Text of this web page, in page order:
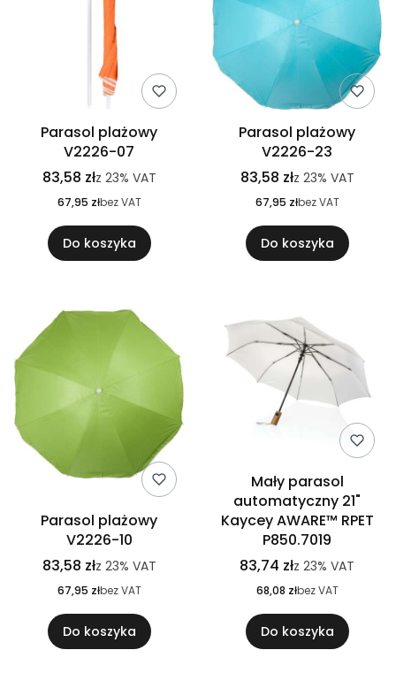
Parasol plażowy
V2226-07
83,58 złz 23% VAT
67,95 złbez VAT
Do koszyka
Parasol plażowy
V2226-23
83,58 złz 23% VAT
67,95 złbez VAT
Do koszyka
Parasol plażowy
V2226-10
83,58 złz 23% VAT
67,95 złbez VAT
Do koszyka
Mały parasol
automatyczny 21"
Kaycey AWARE™ RPET
P850.7019
83,74 złz 23% VAT
68,08 złbez VAT
Do koszyka